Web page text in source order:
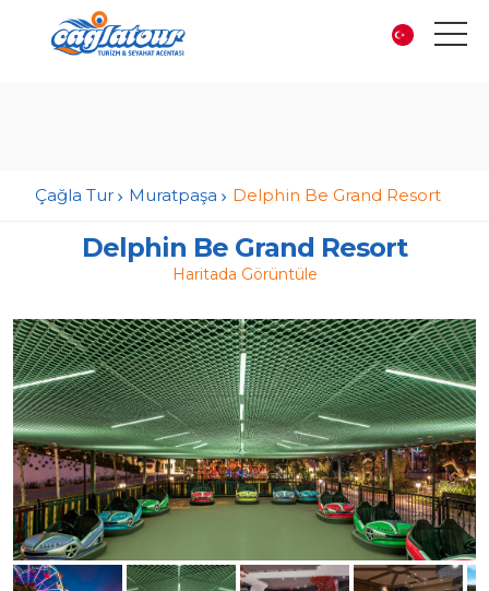
Çağla Tur Muratpaşa Delphin Be Grand Resort
Delphin Be Grand Resort
Haritada Görüntüle